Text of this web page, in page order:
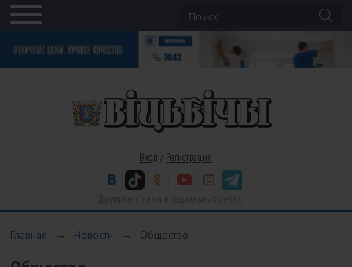
Вход / Регистрация
Главная → Новости → Общество